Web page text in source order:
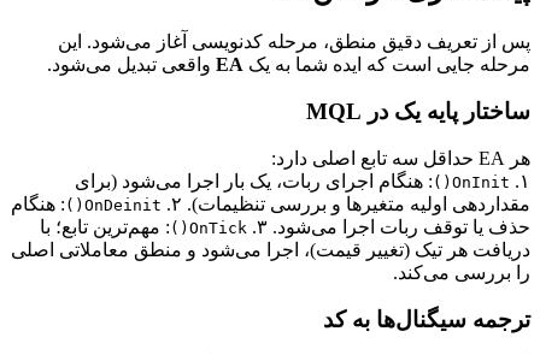
پس از تعریف دقیق منطق، مرحله کدنویسی آغاز می‌شود. این
مرحله جایی است که ایده شما به یک EA واقعی تبدیل می‌شود.
ساختار پایه یک در MQL
هر EA حداقل سه تابع اصلی دارد:
۱.
OnInit()
: هنگام اجرای ربات، یک بار اجرا می‌شود (برای
مقداردهی اولیه متغیرها و بررسی تنظیمات). ۲.
OnDeinit()
: هنگام
حذف یا توقف ربات اجرا می‌شود. ۳.
OnTick()
: مهم‌ترین تابع؛ با
دریافت هر تیک (تغییر قیمت)، اجرا می‌شود و منطق معاملاتی اصلی
را بررسی می‌کند.
ترجمه سیگنال‌ها به کد